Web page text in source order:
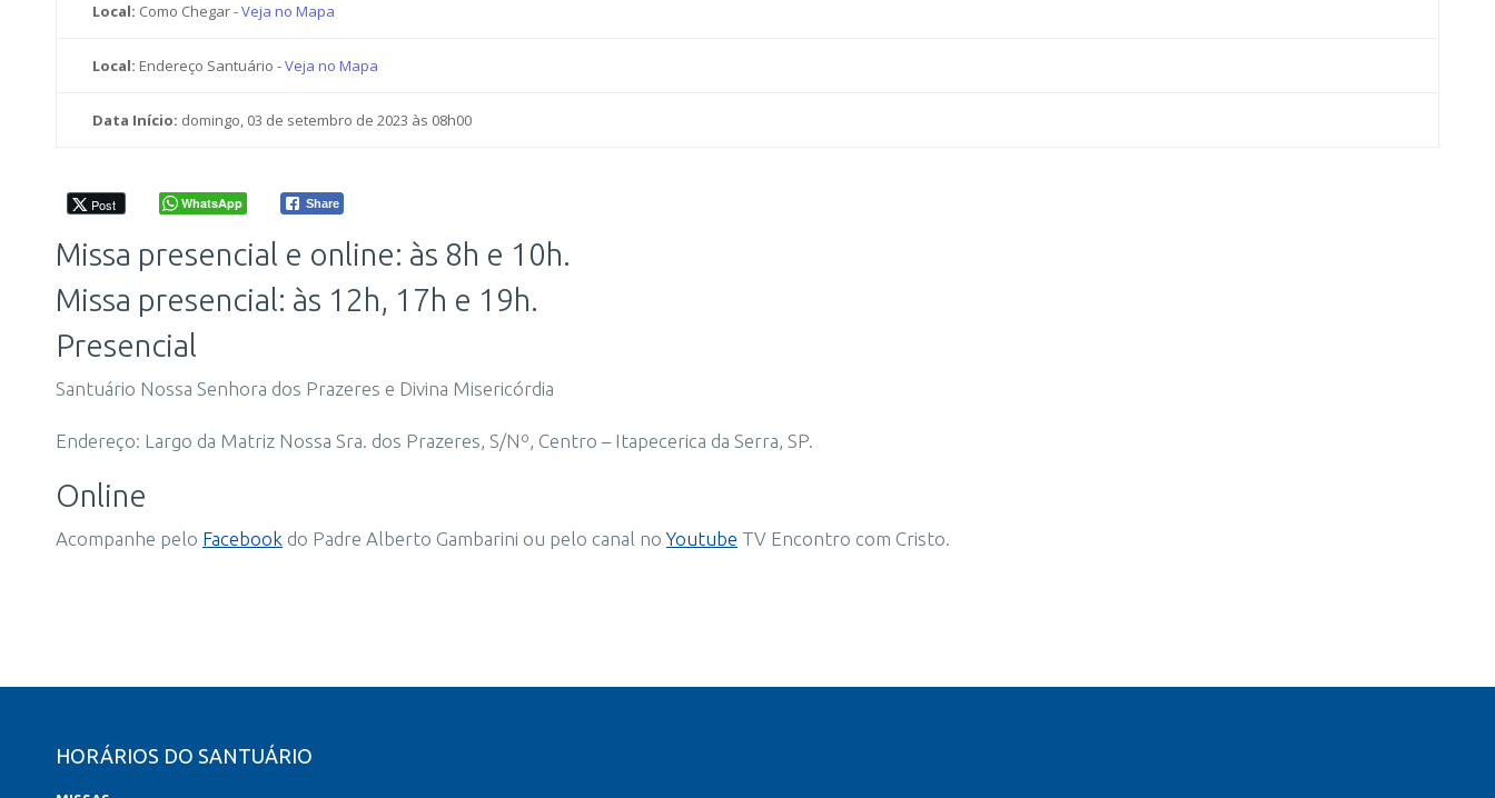
Local: Como Chegar -Veja no Mapa
Local: Endereço Santuário -Veja no Mapa
Data Início: domingo, 03 de setembro de 2023 às 08h00
Post WhatsApp Share
Missa presencial e online: às 8h e 10h.
Missa presencial: às 12h, 17h e 19h.
Presencial
Santuário Nossa Senhora dos Prazeres e Divina Misericórdia
Endereço: Largo da Matriz Nossa Sra. dos Prazeres, S/Nº, Centro – Itapecerica da Serra, SP.
Online
Acompanhe pelo Facebook do Padre Alberto Gambarini ou pelo canal no Youtube TV Encontro com Cristo.
HORÁRIOS DO SANTUÁRIO